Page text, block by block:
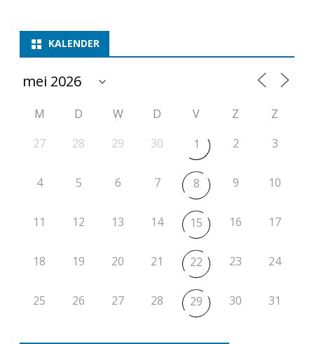
KALENDER
M D W D V Z
Z
27
28 29 30 1 2 3
4 5 6 7 8 9 10
11 12 13 14 15 16 17
18 19 20 21 22 23 24
25 26 27 28 29 30 31